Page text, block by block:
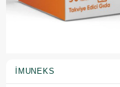
İMUNEKS